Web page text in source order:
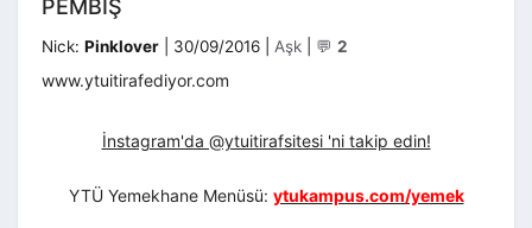
PEMBIŞ
Nick: Pinklover 30/09/2016 Kategoriler
Aşk 💬 2
www.ytuitirafediyor.com
İnstagram'da @ytuitirafsitesi 'ni takip edin!
YTÜ Yemekhane Menüsü: ytukampus.com/yemek